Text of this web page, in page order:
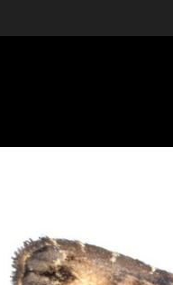
02849 Euplexia lucipara 22.05.1937 e.jpg